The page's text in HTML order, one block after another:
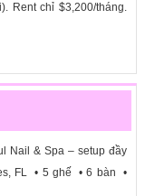
Rent chỉ $3,200/tháng.
Nail & Spa – setup đầy
FL • 5 ghế • 6 bàn •